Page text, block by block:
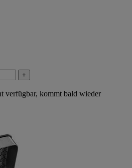
+
verfügbar, kommt bald wieder